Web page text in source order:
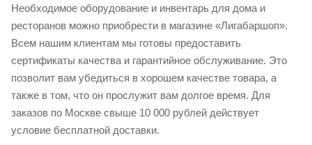
Необходимое оборудование и инвентарь для дома и
ресторанов можно приобрести в магазине «Лигабаршоп».
Всем нашим клиентам мы готовы предоставить
сертификаты качества и гарантийное обслуживание. Это
позволит вам убедиться в хорошем качестве товара, а
также в том, что он прослужит вам долгое время. Для
заказов по Москве свыше 10 000 рублей действует
условие бесплатной доставки.